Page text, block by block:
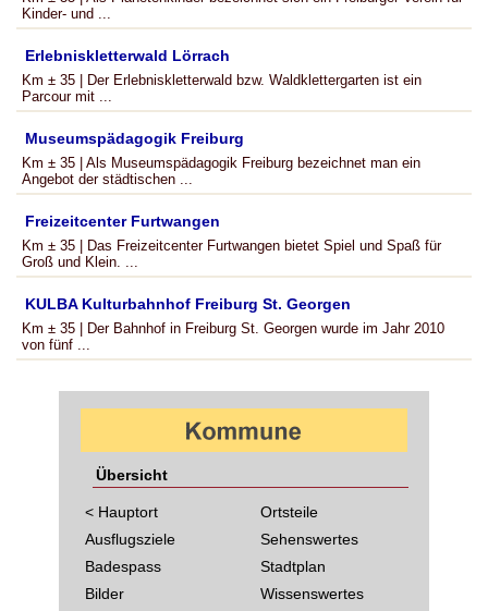
Kinder- und ...
Erlebniskletterwald Lörrach
Km ± 35 | Der Erlebniskletterwald bzw. Waldklettergarten ist ein
Parcour mit ...
Museumspädagogik Freiburg
Km ± 35 | Als Museumspädagogik Freiburg bezeichnet man ein
Angebot der städtischen ...
Freizeitcenter Furtwangen
Km ± 35 | Das Freizeitcenter Furtwangen bietet Spiel und Spaß für
Groß und Klein. ...
KULBA Kulturbahnhof Freiburg St. Georgen
Km ± 35 | Der Bahnhof in Freiburg St. Georgen wurde im Jahr 2010
von fünf ...
Übersicht
< Hauptort
Ausflugsziele
Badespass
Bilder
Ortsteile
Sehenswertes
Stadtplan
Wissenswertes